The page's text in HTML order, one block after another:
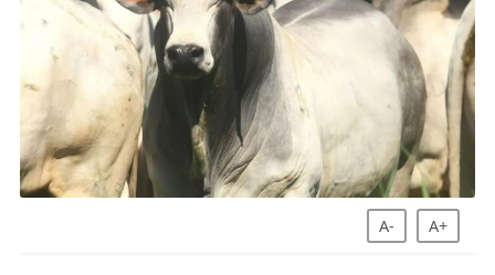
A- A+